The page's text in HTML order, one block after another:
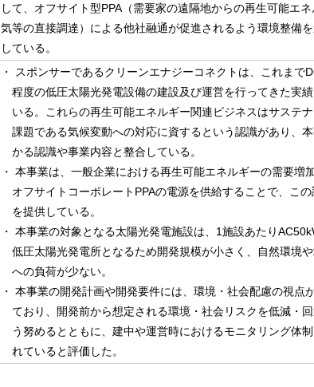
して、オフサイト型PPA（需要家の遠隔地からの再生可能エ
気等の直接調達）による他社融通が促進されるよう環境整備を
している。
・ スポンサーであるクリーンエナジーコネクトは、これまで
程度の低圧太陽光発電設備の建設及び運営を行ってきた実
いる。これらの再生可能エネルギー関連ビジネスはサステ
課題である気候変動への対応に資するという認識があり、
かる認識や事業内容と整合している。
・ 本事業は、一般企業における再生可能エネルギーの需要増
オフサイトコーポレートPPAの電源を供給することで、こ
を提供している。
・ 本事業の対象となる太陽光発電施設は、1施設あたり
低圧太陽光発電所となるため開発規模が小さく、自然環境
への負荷が少ない。
・ 本事業の開発計画や開発要件には、環境・社会配慮の視点
ており、開発前から想定される環境・社会リスクを低減・回
う努めるとともに、建中や運営時におけるモニタリング体
れていると評価した。